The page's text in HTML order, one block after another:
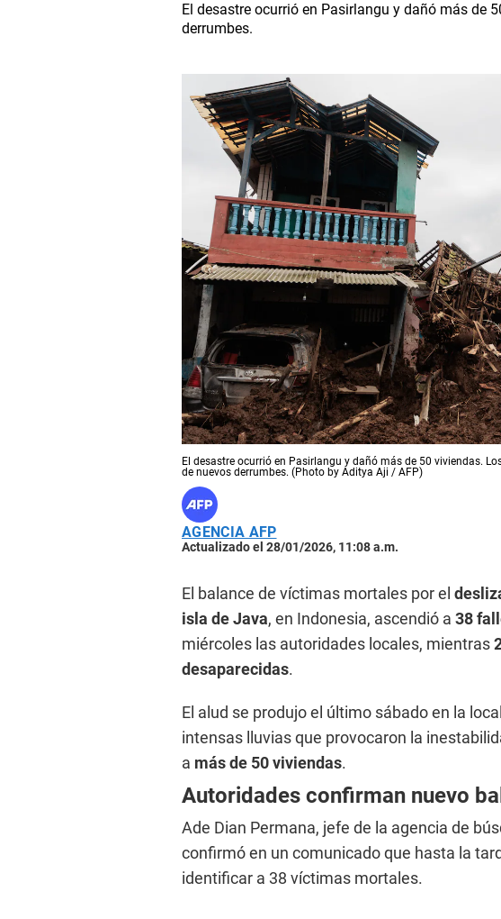
El desastre ocurrió en Pasirlangu y dañó más de
derrumbes.
El desastre ocurrió en Pasirlangu y dañó más de 50 viviendas.
de nuevos derrumbes. (Photo by Aditya Aji / AFP)
AGENCIA AFP
Actualizado el 28/01/2026, 11:08 a.m.
El balance de víctimas mortales por el
isla de Java, en Indonesia, ascendió a 38
miércoles las autoridades locales, mientras
desaparecidas.
El alud se produjo el último sábado en la
intensas lluvias que provocaron la
a más de 50 viviendas.
Autoridades confirman nuevo
Ade Dian Permana, jefe de la agencia de
confirmó en un comunicado que hasta la
identificar a 38 víctimas mortales.